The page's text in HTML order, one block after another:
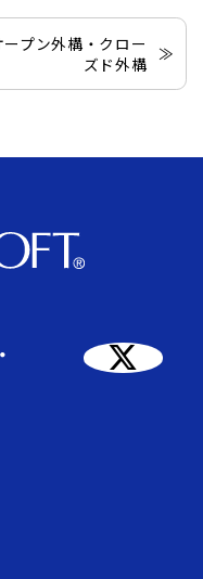
ープン外構・クロー
ズド外構